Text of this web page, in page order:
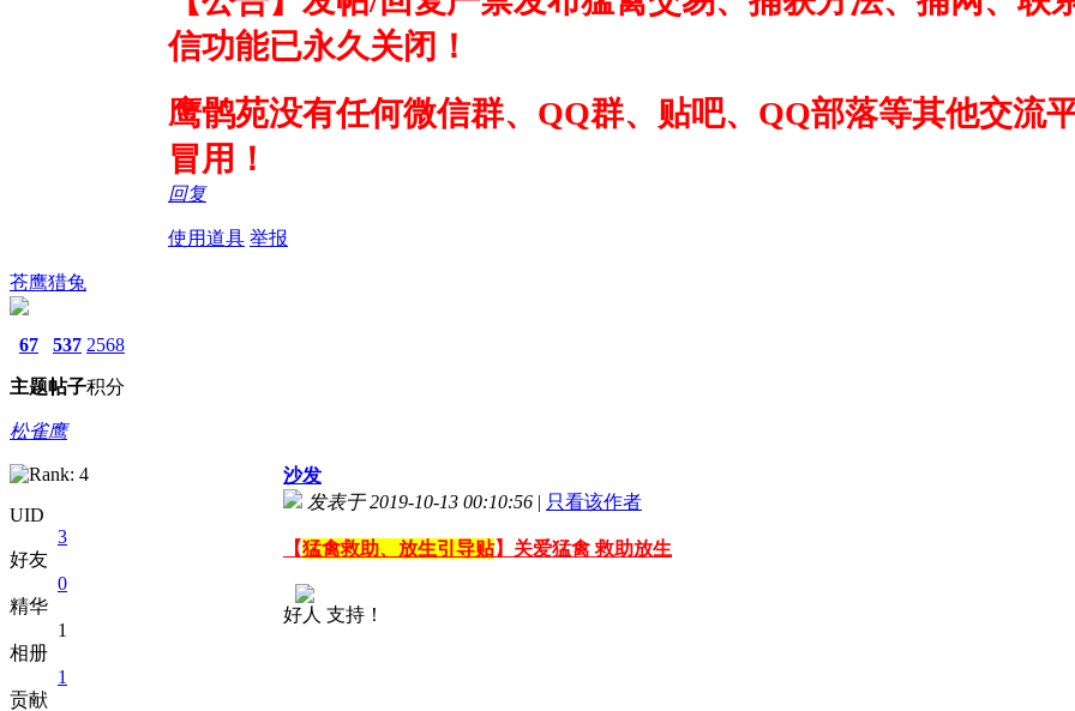
信功能已永久关闭！
鹰鹘苑没有任何微信群、QQ群、贴吧、QQ部落等其他交流
冒用！
回复
使用道具 举报
苍鹰猎兔
67
主题
537
帖子
2568
积分
松雀鹰
UID
3
好友
0
精华
1
相册
1
贡献
沙发
发表于 2019-10-13 00:10:56 | 只看该作者
【猛禽救助、放生引导贴】关爱猛禽 救助放生
好人 支持！